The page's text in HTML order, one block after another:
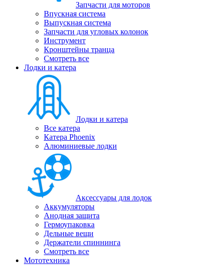
Запчасти для моторов
Впускная система
Выпускная система
Запчасти для угловых колонок
Инструмент
Кронштейны транца
Смотреть все
Лодки и катера
Лодки и катера
Все катера
Катера Phoenix
Алюминиевые лодки
Аксессуары для лодок
Аккумуляторы
Анодная защита
Гермоупаковка
Дельные вещи
Держатели спиннинга
Смотреть все
Мототехника